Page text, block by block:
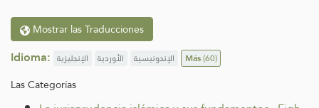
Mostrar las Traducciones
Idioma: الإنجليزية الأوردية الإندونيسية Más(60)
Las Categorías